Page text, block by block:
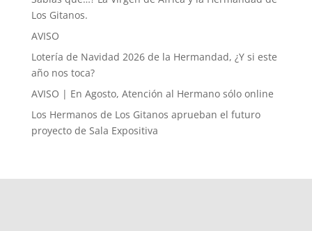
Los Gitanos.
AVISO
Lotería de Navidad 2026 de la Hermandad, ¿Y si este
año nos toca?
AVISO | En Agosto, Atención al Hermano sólo online
Los Hermanos de Los Gitanos aprueban el futuro
proyecto de Sala Expositiva